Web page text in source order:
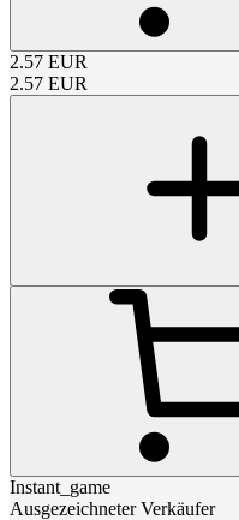
2.57 EUR
2.57 EUR
Instant_game
Ausgezeichneter Verkäufer